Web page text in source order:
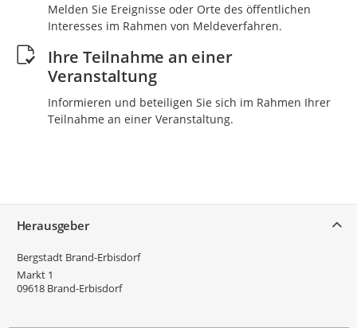
Melden Sie Ereignisse oder Orte des öffentlichen
Interesses im Rahmen von Meldeverfahren.
Ihre Teilnahme an einer
Veranstaltung
Informieren und beteiligen Sie sich im Rahmen Ihrer
Teilnahme an einer Veranstaltung.
Herausgeber
Bergstadt Brand-Erbisdorf
Markt 1
09618 Brand-Erbisdorf